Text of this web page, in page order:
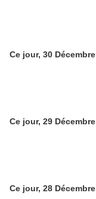
Ce jour, 30 Décembre
Ce jour, 29 Décembre
Ce jour, 28 Décembre